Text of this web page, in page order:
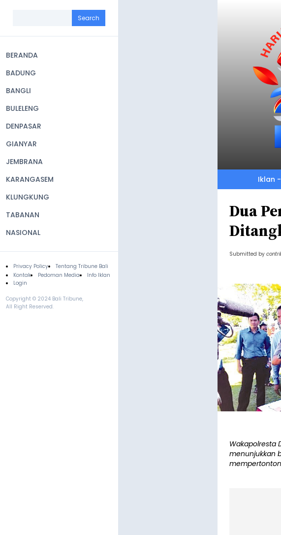
navigation
BERANDA
BADUNG
BANGLI
BULELENG
DENPASAR
GIANYAR
JEMBRANA
KARANGASEM
KLUNGKUNG
TABANAN
NASIONAL
Footer
Privacy Policy
Tentang Tribune Bali
Kontak
Pedoman Media
Info Iklan
Login
Copyright © 2024 Bali Tribune,
All Right Reserved.
Iklan
Dua
Submitted by
Wakapolresta
menunjukkan